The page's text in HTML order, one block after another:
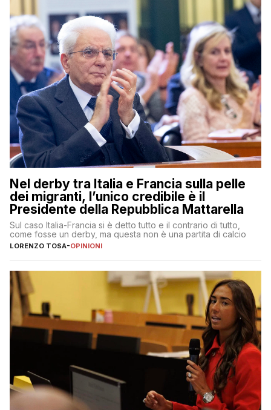
Nel derby tra Italia e Francia sulla pelle
dei migranti, l’unico credibile è il
Presidente della Repubblica Mattarella
Sul caso Italia-Francia si è detto tutto e il contrario di tutto,
come fosse un derby, ma questa non è una partita di calcio
LORENZO TOSA-OPINIONI